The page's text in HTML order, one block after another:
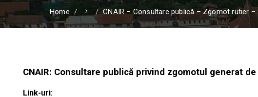
Home CNAIR – Consultare publică – Zgomot rutier –
CNAIR: Consultare publică privind zgomotul generat
Link-uri: